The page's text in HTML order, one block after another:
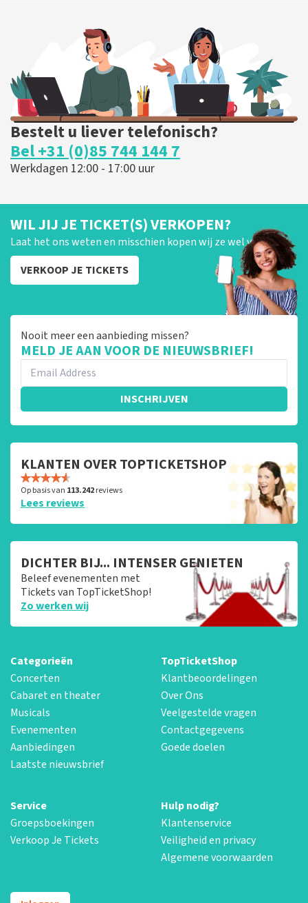
Bestelt u liever telefonisch?
Bel +31 (0)85 744 144 7
Werkdagen 12:00 - 17:00 uur
WIL JIJ JE TICKET(S) VERKOPEN?
Laat het ons weten en misschien kopen wij ze wel van je!
VERKOOP JE TICKETS
Nooit meer een aanbieding missen?
MELD JE AAN VOOR DE NIEUWSBRIEF!
INSCHRIJVEN
KLANTEN OVER TOPTICKETSHOP
Op basis van 113.242reviews
Lees reviews
DICHTER BIJ... INTENSER GENIETEN
Beleef evenementen met
Tickets van TopTicketShop!
Zo werken wij
Categorieën
Concerten
Cabaret en theater
Musicals
Evenementen
Aanbiedingen
Laatste nieuwsbrief
TopTicketShop
Klantbeoordelingen
Over Ons
Veelgestelde vragen
Contactgegevens
Goede doelen
Service
Groepsboekingen
Verkoop Je Tickets
Hulp nodig?
Klantenservice
Veiligheid en privacy
Algemene voorwaarden